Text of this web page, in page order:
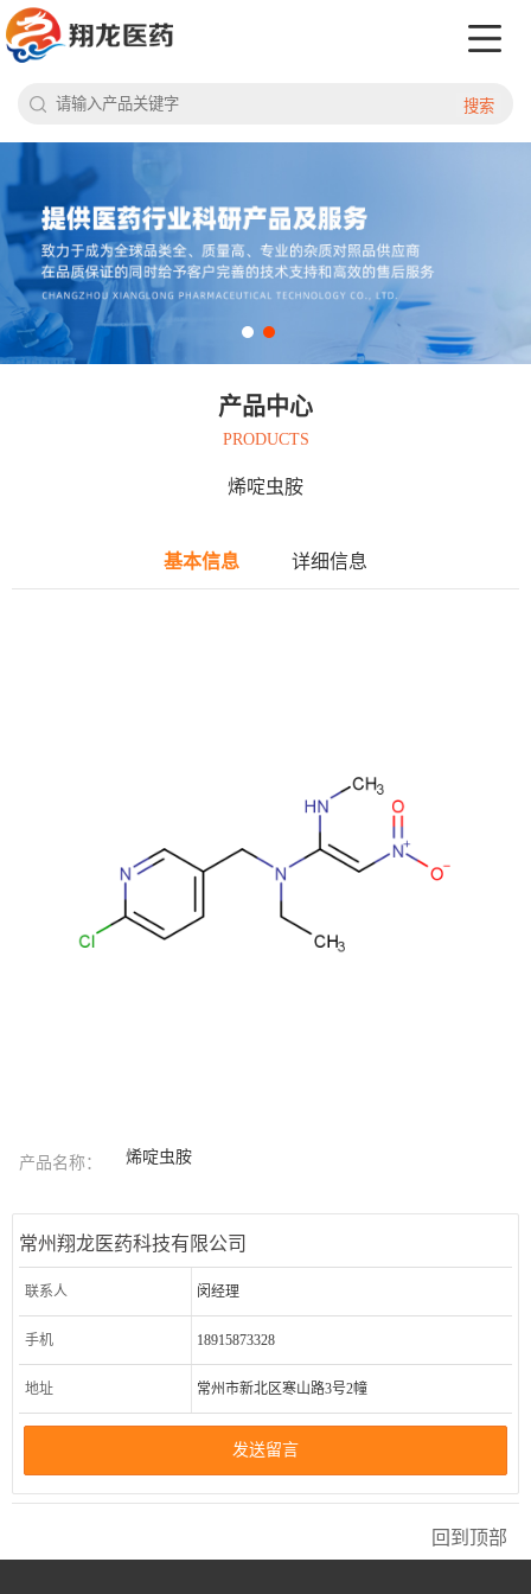
搜索
产品中心
PRODUCTS
烯啶虫胺
基本信息 详细信息
产品名称： 烯啶虫胺
常州翔龙医药科技有限公司
联系人 闵经理
手机 18915873328
地址 常州市新北区寒山路3号2幢
发送留言
回到顶部